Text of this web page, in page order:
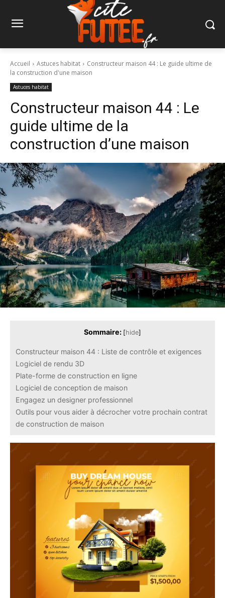
Accueil Astuces habitat
Constructeur maison 44 : Le guide ultime de
la construction d'une maison
Astuces habitat
Constructeur maison 44 : Le
guide ultime de la
construction d’une maison
Sommaire: [hide]
Constructeur maison 44 : Liste de contrôle et exigences
Logiciel de rendu 3D
Plate-forme de construction en ligne
Logiciel de conception de maison
Engagez un designer professionnel
Outils pour vous aider à décrocher votre prochain contrat
de construction de maison